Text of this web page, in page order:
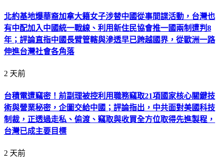
北約基地爆華裔加拿大籍女子涉替中國從事間諜活動，台灣也
有中配加入中國統一戰線、利用新住民協會推一國兩制遭判8
年；評論直指中國長臂管轄與滲透早已跨越國界，從歐洲一路
伸進台灣社會各角落
2 天前
台積電遭竊密！前副理被控利用職務竊取21項國家核心關鍵技
術與營業秘密，企圖交給中國；評論指出，中共面對美國科技
制裁，正透過走私、偷渡、竊取與收買全方位取得先進製程，
台灣已成主要目標
2 天前